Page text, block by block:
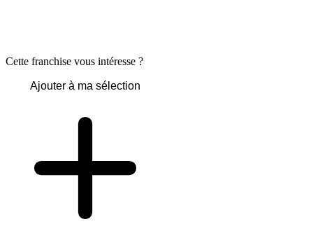
Cette franchise vous intéresse ?
Ajouter à ma sélection